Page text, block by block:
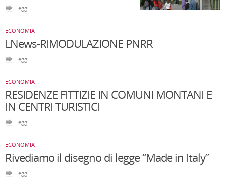
Leggi
ECONOMIA
LNews-RIMODULAZIONE PNRR
Leggi
ECONOMIA
RESIDENZE FITTIZIE IN COMUNI MONTANI E
IN CENTRI TURISTICI
Leggi
ECONOMIA
Rivediamo il disegno di legge “Made in Italy”
Leggi